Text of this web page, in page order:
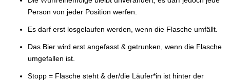
Person von jeder Position werfen.
Es darf erst losgelaufen werden, wenn die Flasche umfällt.
Das Bier wird erst angefasst & getrunken, wenn die Flasche
umgefallen ist.
Stopp = Flasche steht & der/die Läufer*in ist hinter der